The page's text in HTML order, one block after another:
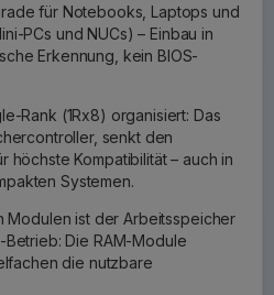
für Notebooks, Laptops und
PCs und NUCs) – Einbau in
Erkennung, kein BIOS-
Rank (1Rx8) organisiert: Das
senkt den
höchste Kompatibilität – auch in
Systemen.
Modulen ist der Arbeitsspeicher
Die RAM-Module
die nutzbare